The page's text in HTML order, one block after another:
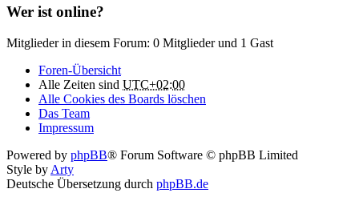
Wer ist online?
Mitglieder in diesem Forum: 0 Mitglieder und 1 Gast
Foren-Übersicht
Alle Zeiten sind UTC+02:00
Alle Cookies des Boards löschen
Das Team
Impressum
Powered by phpBB® Forum Software © phpBB Limited
Style by Arty
Deutsche Übersetzung durch phpBB.de